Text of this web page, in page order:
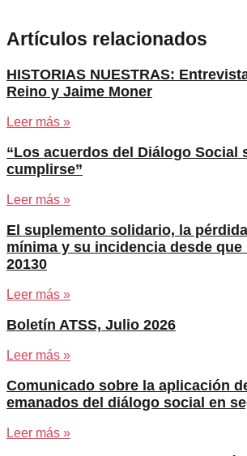
Artículos relacionados
HISTORIAS NUESTRAS:
Reino y Jaime Moner
Leer más »
“Los acuerdos del Diálogo Social
cumplirse”
Leer más »
El suplemento solidario, la
mínima y su incidencia desde
20130
Leer más »
Boletín ATSS, Julio 2026
Leer más »
Comunicado sobre la aplicación
emanados del diálogo social en
Leer más »